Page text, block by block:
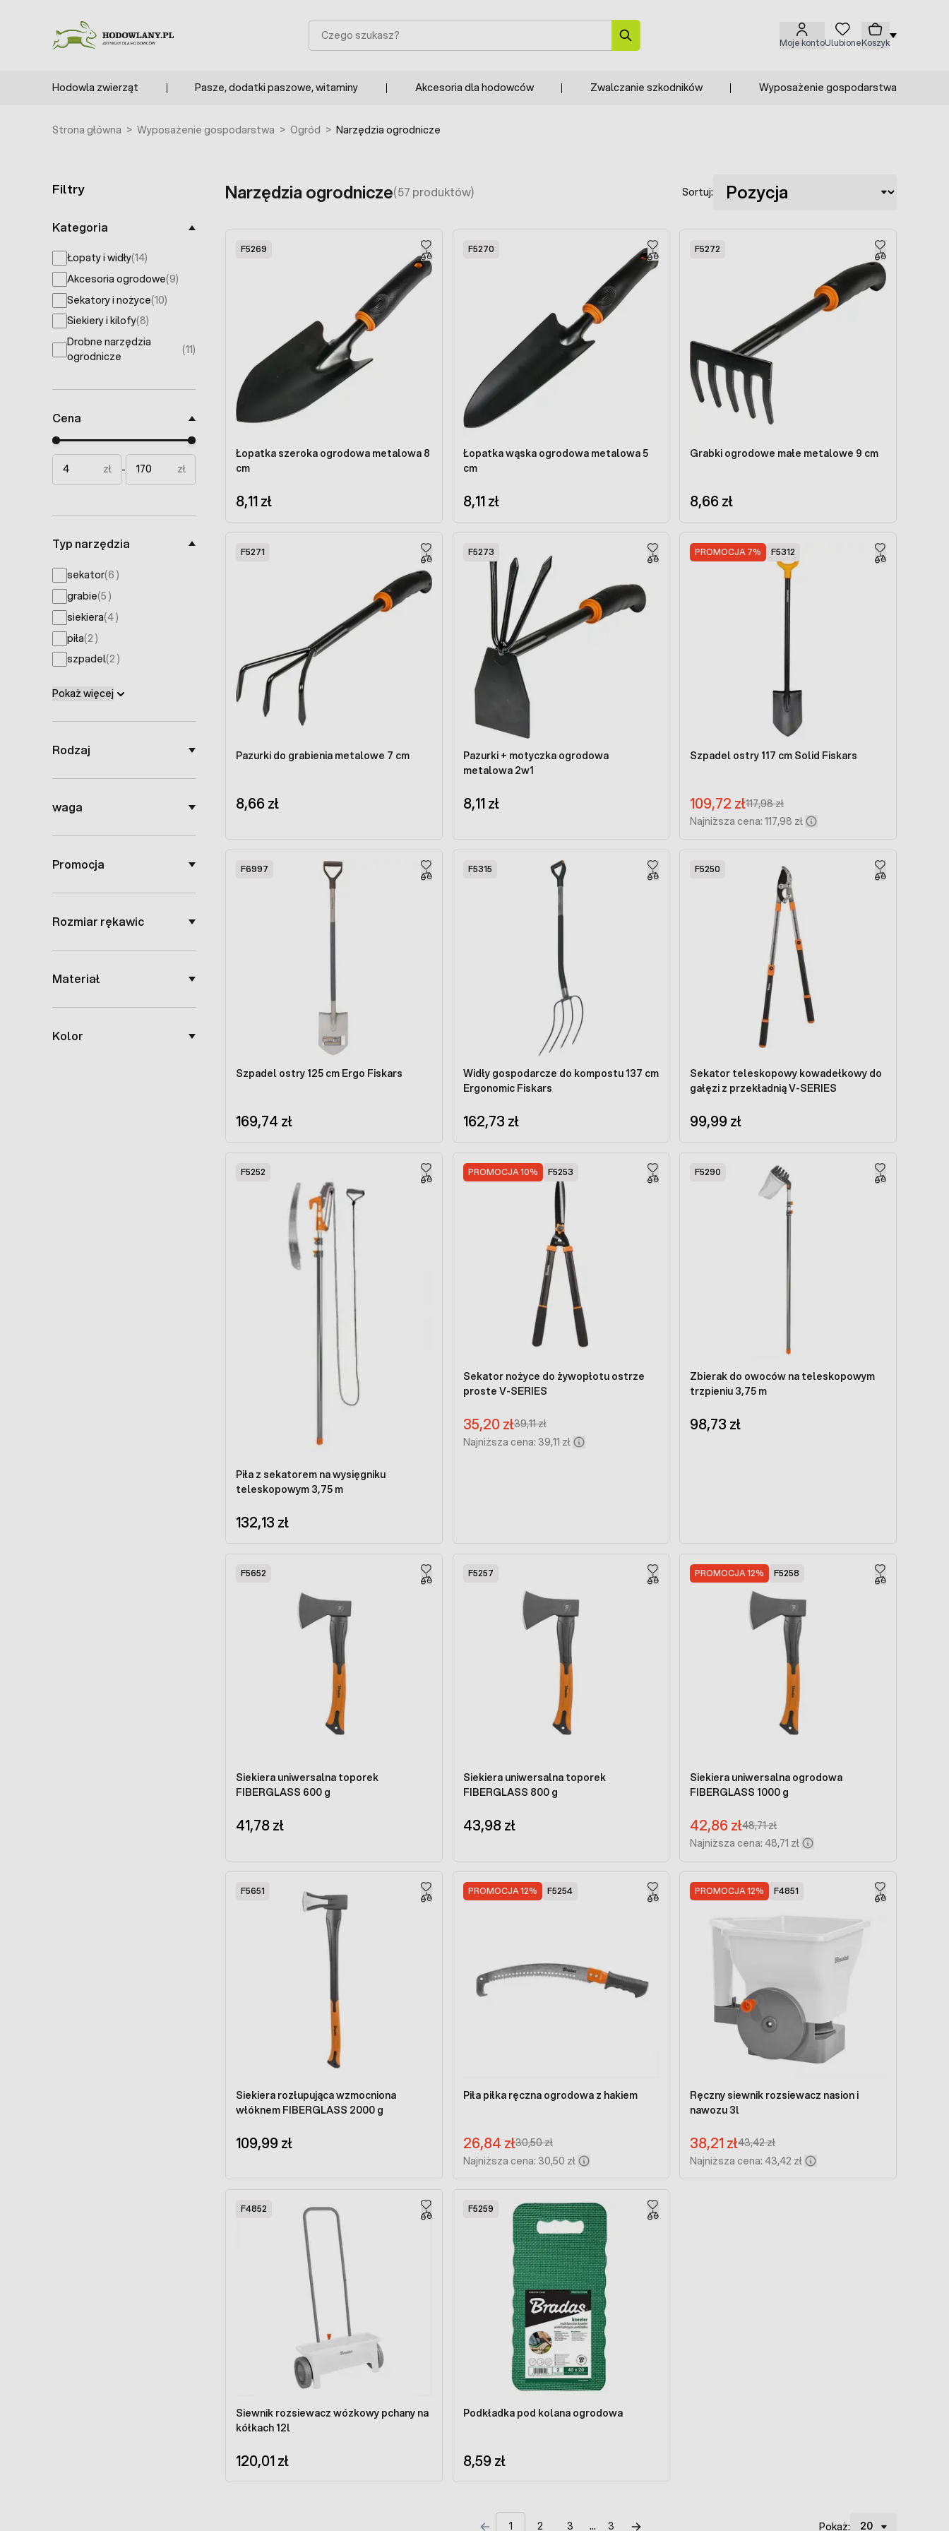
Moje kontoUlubioneKoszyk
Szukaj
Hodowla zwierząt Pasze, dodatki paszowe, witaminy Akcesoria dla hodowców Zwalczanie szkodników Wyposażenie gospodarstwa
Strona główna > Wyposażenie gospodarstwa > Ogród > Narzędzia ogrodnicze
Filtry
Kategoria
Łopaty i widły(14)
products available
Akcesoria ogrodowe(9)
products available
Sekatory i nożyce(10)
products available
Siekiery i kilofy(8)
products available
Drobne narzędzia
ogrodnicze
(11)
products available
Cena
Minimal price
Maximum price
zł
- zł
Typ narzędzia
sekator(6 products available
)
grabie(5 products available
)
siekiera(4products available
)
piła(2 products available
)
szpadel(2 products available
)
Pokaż więcej
Rodzaj
waga
Promocja
Rozmiar rękawic
Materiał
Kolor
Narzędzia ogrodnicze(57 produktów) Sortuj:
F5269
Łopatka szeroka ogrodowa metalowa 8
cm
8,11 zł
F5270
Łopatka wąska ogrodowa metalowa 5
cm
8,11 zł
F5272
Grabki ogrodowe małe metalowe 9 cm
8,66 zł
F5271
Pazurki do grabienia metalowe 7 cm
8,66 zł
F5273
Pazurki + motyczka ogrodowa
metalowa 2w1
8,11 zł
PROMOCJA 7% F5312
Szpadel ostry 117 cm Solid Fiskars
Cena promocyjna:
109,72 złRegular Price:
117,98 zł
Najniższa cena: 117,98 zł
F6997
Szpadel ostry 125 cm Ergo Fiskars
169,74 zł
F5315
Widły gospodarcze do kompostu 137 cm
Ergonomic Fiskars
162,73 zł
F5250
Sekator teleskopowy kowadełkowy do
gałęzi z przekładnią V-SERIES
99,99 zł
F5252
Piła z sekatorem na wysięgniku
teleskopowym 3,75 m
132,13 zł
PROMOCJA 10% F5253
Sekator nożyce do żywopłotu ostrze
proste V-SERIES
Cena promocyjna:
35,20 złRegular Price:
39,11 zł
Najniższa cena: 39,11 zł
F5290
Zbierak do owoców na teleskopowym
trzpieniu 3,75 m
98,73 zł
F5652
Siekiera uniwersalna toporek
FIBERGLASS 600 g
41,78 zł
F5257
Siekiera uniwersalna toporek
FIBERGLASS 800 g
43,98 zł
PROMOCJA 12% F5258
Siekiera uniwersalna ogrodowa
FIBERGLASS 1000 g
Cena promocyjna:
42,86 złRegular Price:
48,71 zł
Najniższa cena: 48,71 zł
F5651
Siekiera rozłupująca wzmocniona
włóknem FIBERGLASS 2000 g
109,99 zł
PROMOCJA 12% F5254
Piła piłka ręczna ogrodowa z hakiem
Cena promocyjna:
26,84 złRegular Price:
30,50 zł
Najniższa cena: 30,50 zł
PROMOCJA 12% F4851
Ręczny siewnik rozsiewacz nasion i
nawozu 3l
Cena promocyjna:
38,21 złRegular Price:
43,42 zł
Najniższa cena: 43,42 zł
F4852
Siewnik rozsiewacz wózkowy pchany na
kółkach 12l
120,01 zł
F5259
Podkładka pod kolana ogrodowa
8,59 zł
1 2 3 3 Pokaż: